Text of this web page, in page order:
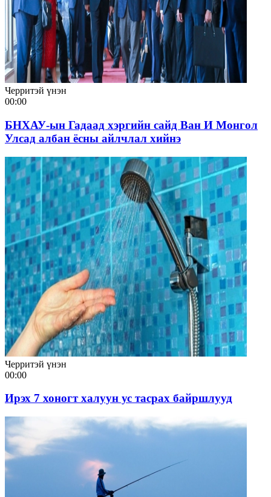
Черритэй үнэн
00:00
БНХАУ-ын Гадаад хэргийн сайд Ван И Монгол
Улсад албан ёсны айлчлал хийнэ
Черритэй үнэн
00:00
Ирэх 7 хоногт халуун ус тасрах байршлууд